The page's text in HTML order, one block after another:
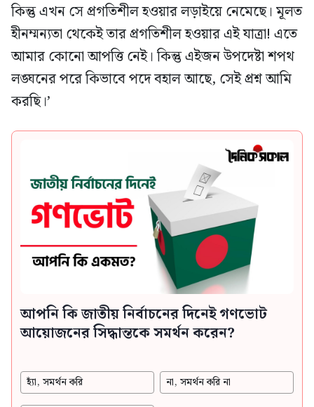
কিন্তু এখন সে প্রগতিশীল হওয়ার লড়াইয়ে নেমেছে। মূলত
হীনম্মন্যতা থেকেই তার প্রগতিশীল হওয়ার এই যাত্রা! এতে
আমার কোনো আপত্তি নেই। কিন্তু এইজন উপদেষ্টা শপথ
লঙ্ঘনের পরে কিভাবে পদে বহাল আছে, সেই প্রশ্ন আমি
করছি।’
আপনি কি জাতীয় নির্বাচনের দিনেই গণভোট
আয়োজনের সিদ্ধান্তকে সমর্থন করেন?
হ্যাঁ, সমর্থন করি না, সমর্থন করি না